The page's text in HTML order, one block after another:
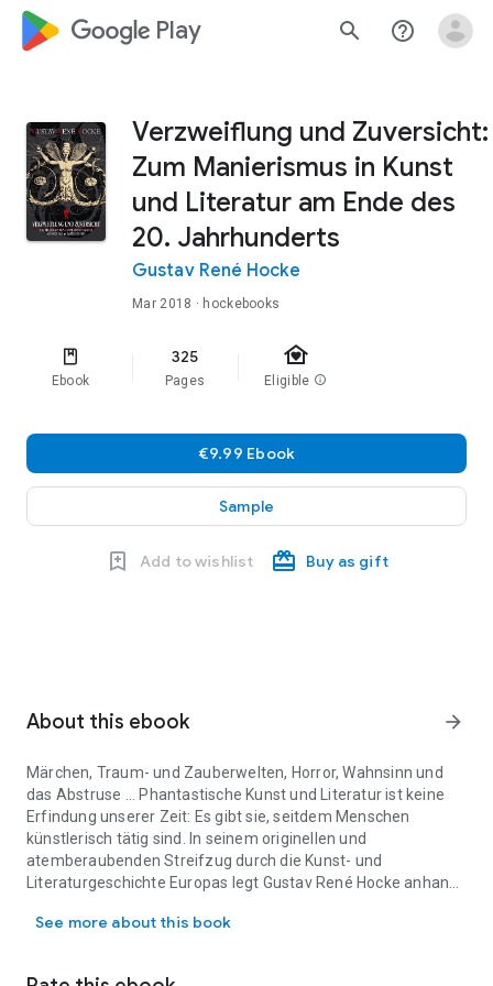
google_logo Play search help_outline
Verzweiflung und Zuversicht:
Zum Manierismus in Kunst
und Literatur am Ende des
20. Jahrhunderts
Gustav René Hocke
Mar 2018 · hockebooks
Ebook
325
Pages
family_home
Eligible info
€9.99 Ebook
Sample
Add to wishlist Buy as gift
About this ebook arrow_forward
Märchen, Traum- und Zauberwelten, Horror, Wahnsinn und
das Abstruse ... Phantastische Kunst und Literatur ist keine
Erfindung unserer Zeit: Es gibt sie, seitdem Menschen
künstlerisch tätig sind. In seinem originellen und
atemberaubenden Streifzug durch die Kunst- und
Literaturgeschichte Europas legt Gustav René Hocke anhand
Strang der Phantastik oder des Manierismus frei, der sich von
See more about this book